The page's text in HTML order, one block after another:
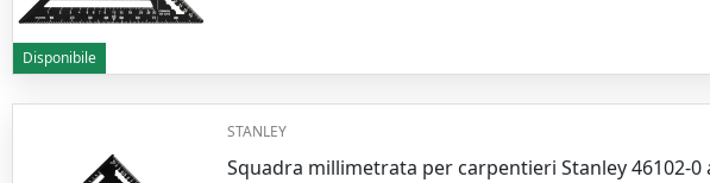
Disponibile
STANLEY
Squadra millimetrata per carpentieri Stanley 46102-